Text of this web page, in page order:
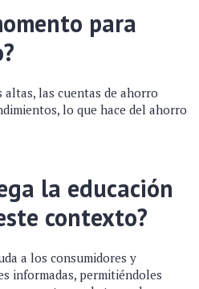
para
altas, las cuentas de ahorro
lo que hace del ahorro
la educación
contexto?
a los consumidores y
informadas, permitiéndoles